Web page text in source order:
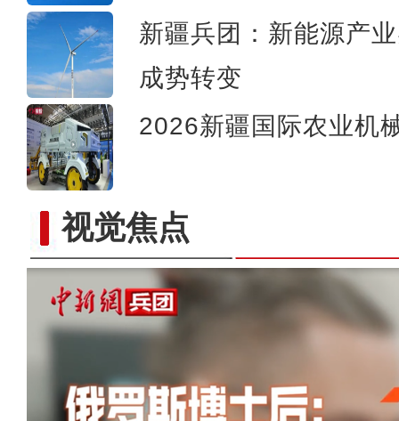
新疆兵团：新能源产
成势转变
2026新疆国际农业机
视觉焦点以“阅读+文旅+非遗+农技”